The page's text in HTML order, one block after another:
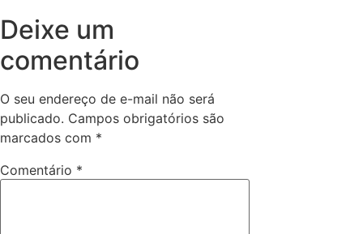
Deixe um
comentário
O seu endereço de e-mail não será
publicado. Campos obrigatórios são
marcados com *
Comentário *